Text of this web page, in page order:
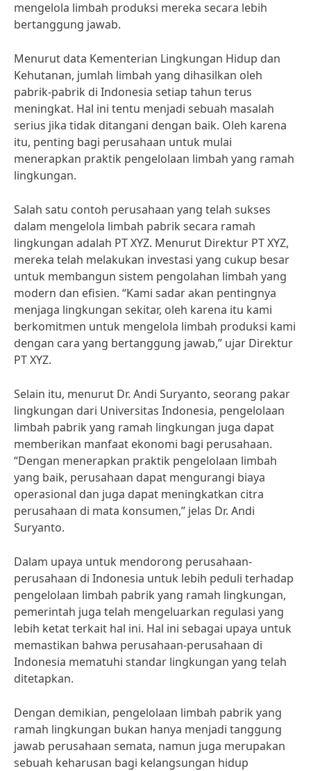
mengelola limbah produksi mereka secara lebih
bertanggung jawab.
Menurut data Kementerian Lingkungan Hidup dan
Kehutanan, jumlah limbah yang dihasilkan oleh
pabrik-pabrik di Indonesia setiap tahun terus
meningkat. Hal ini tentu menjadi sebuah masalah
serius jika tidak ditangani dengan baik. Oleh karena
itu, penting bagi perusahaan untuk mulai
menerapkan praktik pengelolaan limbah yang ramah
lingkungan.
Salah satu contoh perusahaan yang telah sukses
dalam mengelola limbah pabrik secara ramah
lingkungan adalah PT XYZ. Menurut Direktur PT XYZ,
mereka telah melakukan investasi yang cukup besar
untuk membangun sistem pengolahan limbah yang
modern dan efisien. “Kami sadar akan pentingnya
menjaga lingkungan sekitar, oleh karena itu kami
berkomitmen untuk mengelola limbah produksi kami
dengan cara yang bertanggung jawab,” ujar Direktur
PT XYZ.
Selain itu, menurut Dr. Andi Suryanto, seorang pakar
lingkungan dari Universitas Indonesia, pengelolaan
limbah pabrik yang ramah lingkungan juga dapat
memberikan manfaat ekonomi bagi perusahaan.
“Dengan menerapkan praktik pengelolaan limbah
yang baik, perusahaan dapat mengurangi biaya
operasional dan juga dapat meningkatkan citra
perusahaan di mata konsumen,” jelas Dr. Andi
Suryanto.
Dalam upaya untuk mendorong perusahaan-
perusahaan di Indonesia untuk lebih peduli terhadap
pengelolaan limbah pabrik yang ramah lingkungan,
pemerintah juga telah mengeluarkan regulasi yang
lebih ketat terkait hal ini. Hal ini sebagai upaya untuk
memastikan bahwa perusahaan-perusahaan di
Indonesia mematuhi standar lingkungan yang telah
ditetapkan.
Dengan demikian, pengelolaan limbah pabrik yang
ramah lingkungan bukan hanya menjadi tanggung
jawab perusahaan semata, namun juga merupakan
sebuah keharusan bagi kelangsungan hidup